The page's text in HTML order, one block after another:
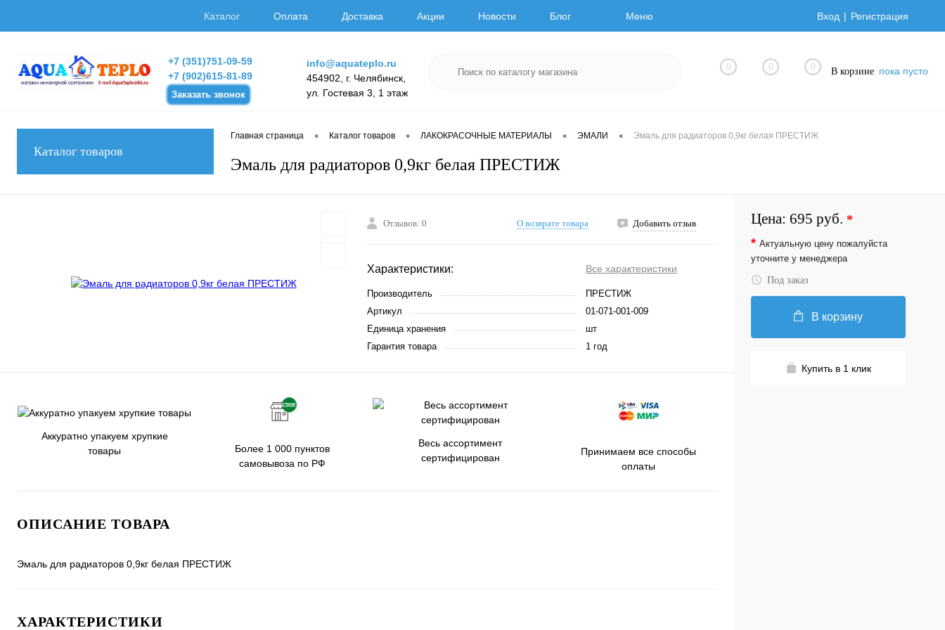
Каталог Оплата Доставка Акции Новости Блог Меню Вход Регистрация
+7 (351)751-09-59
+7 (902)615-81-89
Заказать звонок
info@aquateplo.ru
454902, г. Челябинск,
ул. Гостевая 3, 1 этаж
0 0 0 В корзине пока пусто
Каталог товаров
Главная страница • Каталог товаров • ЛАКОКРАСОЧНЫЕ МАТЕРИАЛЫ • ЭМАЛИ • Эмаль для радиаторов 0,9кг белая ПРЕСТИЖ
Эмаль для радиаторов 0,9кг белая ПРЕСТИЖ
Отзывов: 0 О возврате товара Добавить отзыв
Характеристики: Все характеристики
Производитель
ПРЕСТИЖ
Артикул
01-071-001-009
Единица хранения
шт
Гарантия товара
1 год
Аккуратно упакуем хрупкие
товары
Более 1 000 пунктов
самовывоза по РФ
Весь ассортимент
сертифицирован
Принимаем все способы
оплаты
ОПИСАНИЕ ТОВАРА
Эмаль для радиаторов 0,9кг белая ПРЕСТИЖ
ХАРАКТЕРИСТИКИ
Цена: 695 руб. *
* Актуальную цену пожалуйста
уточните у менеджера
Под заказ
В корзину
Купить в 1 клик